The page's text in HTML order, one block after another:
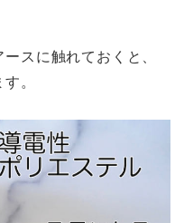
スに触れておくと、
。